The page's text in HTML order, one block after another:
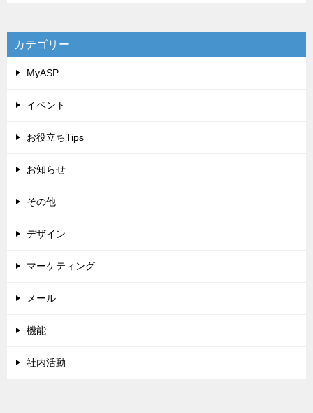
カテゴリー
MyASP
イベント
お役立ちTips
お知らせ
その他
デザイン
マーケティング
メール
機能
社内活動